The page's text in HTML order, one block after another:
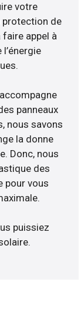
votre
protection de
faire appel à
panneaux
nous savons
la donne
Donc, nous
des
pour vous
puissiez